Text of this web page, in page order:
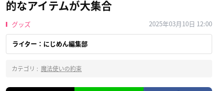
的なアイテムが大集合
グッズ 2025年03月10日 12:00
ライター：にじめん編集部
カテゴリ : 魔法使いの約束